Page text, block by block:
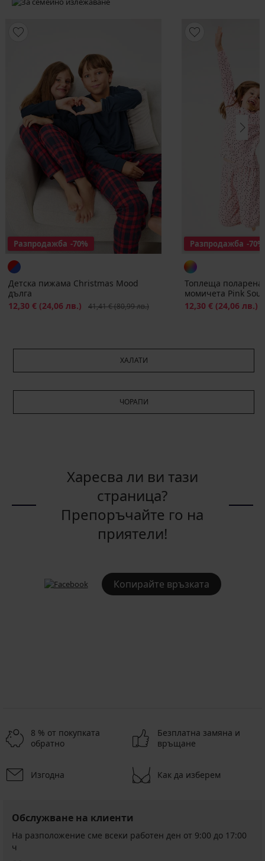
Разпродажба -70%
Детска пижама Christmas Mood
дълга
Намаление
12,30 € (24,06 лв.) Първоначална цена
41,41 €(80,99 лв.)
Разпродажба -70%
Топлеща
момичета Pink
Намаление
12,30 € (24,06 лв.)
ХАЛАТИ
ЧОРАПИ
Харесва ли ви тази
страница?
Препоръчайте го на
приятели!
Копирайте връзката
8 % от покупката
обратно
Безплатна замяна и
връщане
Изгодна Как да изберем
Обслужване на клиенти
На разположение сме всеки работен ден от 9:00 до 17:00
ч